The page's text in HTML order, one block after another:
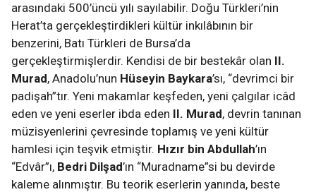
arasındaki 500’üncü yılı sayılabilir. Doğu Türkleri’nin
Herat’ta gerçekleştirdikleri kültür inkılâbının bir
benzerini, Batı Türkleri de Bursa’da
gerçekleştirmişlerdir. Kendisi de bir bestekâr olan II.
Murad, Anadolu’nun Hüseyin Baykara’sı, “devrimci bir
padişah”tır. Yeni makamlar keşfeden, yeni çalgılar icâd
eden ve yeni eserler ibda eden II. Murad, devrin tanınan
müzisyenlerini çevresinde toplamış ve yeni kültür
hamlesi için teşvik etmiştir. Hızır bin Abdullah’ın
“Edvâr”ı, Bedri Dilşad’ın “Muradname”si bu devirde
kaleme alınmıştır. Bu teorik eserlerin yanında, beste